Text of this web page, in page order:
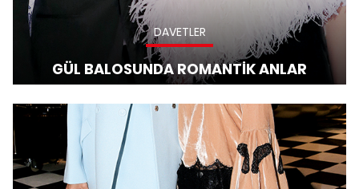
DAVETLER
GÜL BALOSUNDA ROMANTİK ANLAR